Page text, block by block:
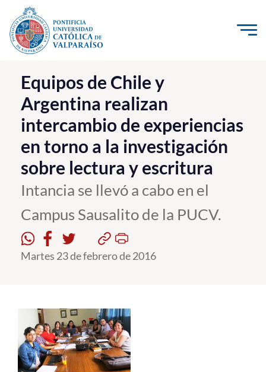
Click acá para ir directamente al contenido
La Universidad
Investigación, Creación e Innovación
PUCV Internacional
Vinculación con el Medio
Admisión
Pregrado
Postgrado
Formación Continua
Académicos
Funcionarios
Alumni
Equipos de Chile y
Argentina realizan
intercambio de experiencias
en torno a la investigación
sobre lectura y escritura
Intancia se llevó a cabo en el
Campus Sausalito de la PUCV.
Martes 23 de febrero de 2016